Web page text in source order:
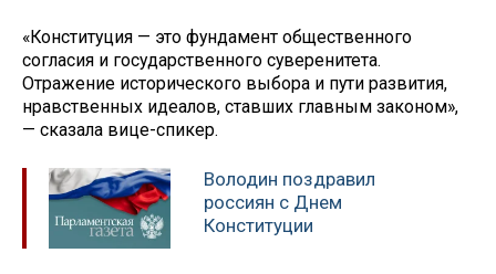
«Конституция — это фундамент общественного
согласия и государственного суверенитета.
Отражение исторического выбора и пути развития,
нравственных идеалов, ставших главным законом»,
— сказала вице-спикер.
Володин поздравил
россиян с Днем
Конституции